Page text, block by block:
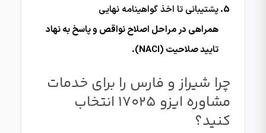
پشتیبانی تا اخذ گواهینامه نهایی
همراهی در مراحل اصلاح نواقص و پاسخ به نهاد
تایید صلاحیت (NACI).
چرا شیراز و فارس را برای خدمات
مشاوره ایزو 17025 انتخاب
کنید؟